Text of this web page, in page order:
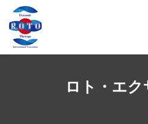
ロト・エ